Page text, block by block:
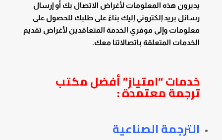
يديرون هذه المعلومات لأغراض الاتصال بك أو إرسال
رسائل بريد إلكتروني إليك بناءً على طلبك للحصول على
معلومات وإلى موفري الخدمة المتعاقدين لأغراض تقديم
الخدمات المتعلقة باتصالاتنا معك.
خدمات “امتياز” أفضل مكتب
ترجمة معتمدة :
الترجمة الصناعية